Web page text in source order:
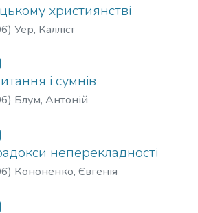
християнстві
) Уер, Калліст
і сумнів
) Блум, Антоній
неперекладності
) Кононенко, Євгенія